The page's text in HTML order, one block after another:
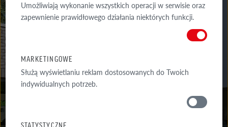
MANUS
Umożliwiają wykonanie wszystkich operacji w serwisie oraz
zapewnienie prawidłowego działania niektórych funkcji.
MARKETINGOWE
Służą wyświetlaniu reklam dostosowanych do Twoich
indywidualnych potrzeb.
STATYSTYCZNE